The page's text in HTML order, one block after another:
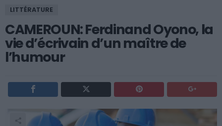
LITTÉRATURE
CAMEROUN: Ferdinand Oyono, la
vie d’écrivain d’un maître de
l’humour